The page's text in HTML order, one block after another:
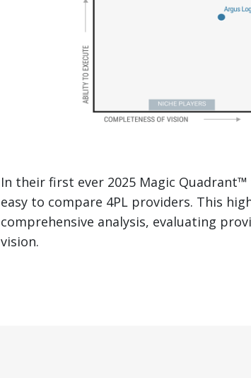
In their first ever 2025 Magic
easy to compare 4PL providers. This
comprehensive analysis, evaluating
vision.